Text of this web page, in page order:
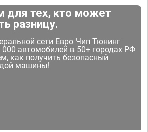
для тех, кто может
разницу.
сети Евро Чип Тюнинг
автомобилей в 50+ городах РФ
как получить безопасный
машины!